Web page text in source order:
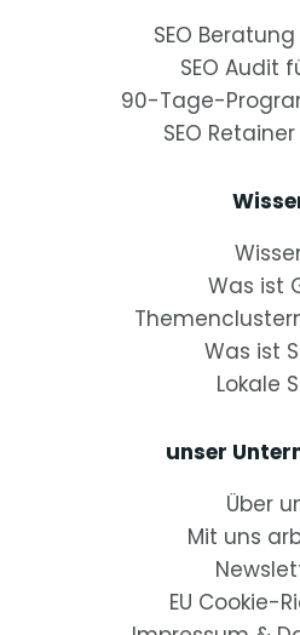
SEO
SEO Audit
90-Tage-
SEO
Was ist
Was ist
Lokale
unser
Über
Mit uns
EU Cookie-